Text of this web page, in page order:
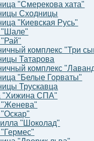
"Смерекова хата"
Сходницы
"Киевская Русь"
"Шале"
комплекс "Три
Татарова
комплекс
"Белые Горваты"
Трускавца
"Хижина СПА"
"Женева"
"Шоколад"